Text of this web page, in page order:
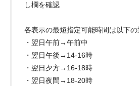
し欄を確認
各表示の最短指定可能時間は以下の
・翌日午前→午前中
・翌日午後→14-16時
・翌日夕方→16-18時
・翌日夜間→18-20時